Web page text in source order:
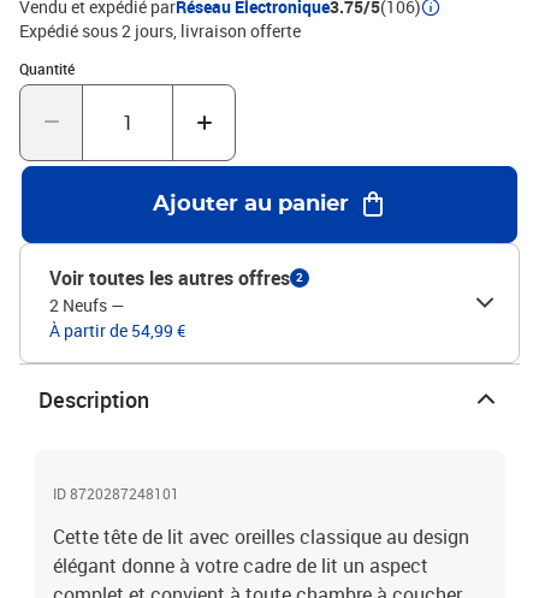
matelas assortis.Chaque produit est livré avec un manuel de
montage dans la boîte pour un montage facile.Couleur :
grisMatériau : similicuir (75 % polychlorure de vinyle, 5 % coton, 20
% polyester), bois d'ingénierie, bois de mélèze massifMatériau de
remplissage : mousseDimensions : 93 x 23 x 78/88 cm (l x P x H)La
livraison contient :1 x tête de lit2 x oreille
Vendu et expédié parRéseau Electronique3.75/5(106)
Expédié sous 2 jours livraison offerte
Quantité
Quantité : 1
Ajouter au panier
Voir toutes les autres offres 2
2 Neufs —
À partir de 54,99 €
Description
ID 8720287248101
Cette tête de lit avec oreilles classique au design
élégant donne à votre cadre de lit un aspect